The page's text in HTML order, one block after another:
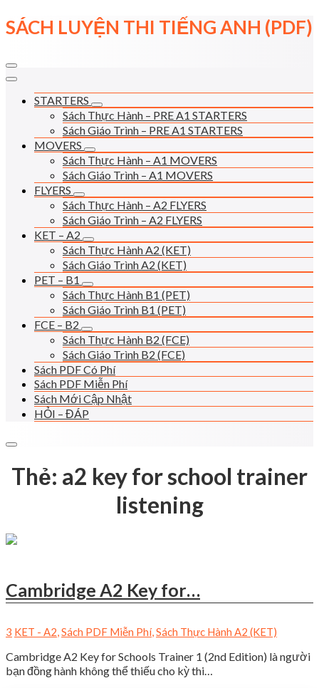
Skip
to
SÁCH LUYỆN THI TIẾNG ANH (PDF)
STARTERS
Sách Thực Hành – PRE A1 STARTERS
Sách Giáo Trình – PRE A1 STARTERS
MOVERS
Sách Thực Hành – A1 MOVERS
Sách Giáo Trình – A1 MOVERS
FLYERS
Sách Thực Hành – A2 FLYERS
Sách Giáo Trình – A2 FLYERS
KET – A2
Sách Thực Hành A2 (KET)
Sách Giáo Trình A2 (KET)
PET – B1
Sách Thực Hành B1 (PET)
Sách Giáo Trình B1 (PET)
FCE – B2
Sách Thực Hành B2 (FCE)
Sách Giáo Trình B2 (FCE)
Sách PDF Có Phí
Sách PDF Miễn Phí
Sách Mới Cập Nhật
HỎI – ĐÁP
Thẻ: a2 key for school trainer
listening
Cambridge A2 Key for…
3 KET - A2,Sách PDF Miễn Phí,Sách Thực Hành A2 (KET)
Cambridge A2 Key for Schools Trainer 1 (2nd Edition) là người
bạn đồng hành không thể thiếu cho kỳ thi…